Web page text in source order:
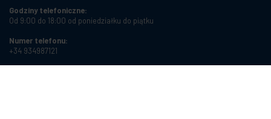
Godziny telefoniczne:
Od 9:00 do 18:00 od poniedziałku do piątku
Numer telefonu:
+34 934987121